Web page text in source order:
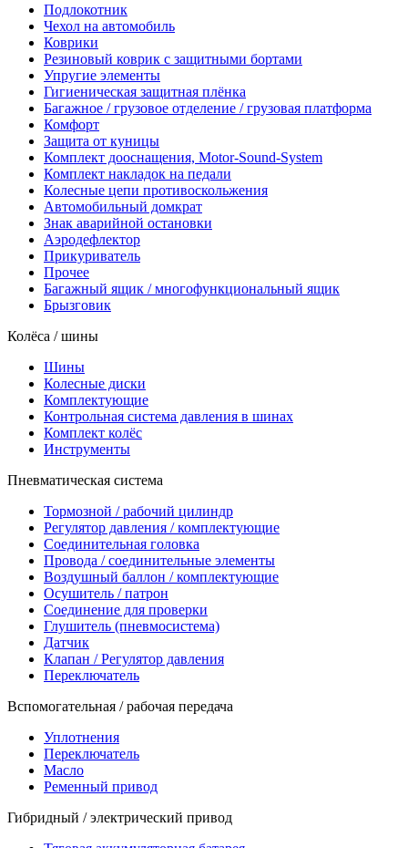
Подлокотник
Чехол на автомобиль
Коврики
Резиновый коврик с защитными бортами
Упругие элементы
Гигиеническая защитная плёнка
Багажное / грузовое отделение / грузовая платформа
Комфорт
Защита от куницы
Комплект дооснащения, Motor-Sound-System
Комплект накладок на педали
Колесные цепи противоскольжения
Автомобильный домкрат
Знак аварийной остановки
Аэродефлектор
Прикуриватель
Прочее
Багажный ящик / многофункциональный ящик
Брызговик
Колёса / шины
Шины
Колесные диски
Комплектующие
Контрольная система давления в шинах
Комплект колёс
Инструменты
Пневматическая система
Тормозной / рабочий цилиндр
Регулятор давления / комплектующие
Соединительная головка
Провода / соединительные элементы
Воздушный баллон / комплектующие
Осушитель / патрон
Соединение для проверки
Глушитель (пневмосистема)
Датчик
Клапан / Регулятор давления
Переключатель
Вспомогательная / рабочая передача
Уплотнения
Переключатель
Масло
Ременный привод
Гибридный / электрический привод